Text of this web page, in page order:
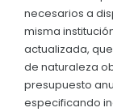
Plan de
Plan
Plan
necesarios a
misma
actualizada,
de naturaleza
presupuesto
especificando